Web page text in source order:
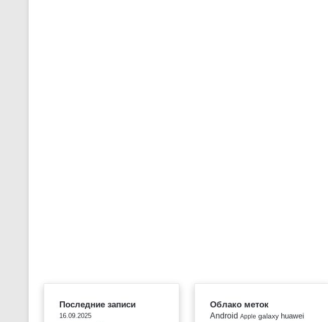
Последние записи
16.09.2025
Облако меток
Android Apple galaxy huawei